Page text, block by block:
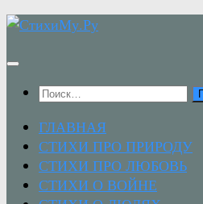
Перейти
содержимому
Найти:
ГЛАВНАЯ
СТИХИ ПРО ПРИРОДУ
СТИХИ ПРО ЛЮБОВЬ
СТИХИ О ВОЙНЕ